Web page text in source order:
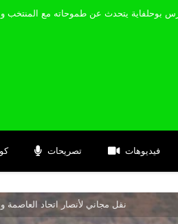
الحارس بوحلفاية يتحدث عن طموحاته
تصريحات فيديوهات
نقل مجاني لأنصار اتحاد